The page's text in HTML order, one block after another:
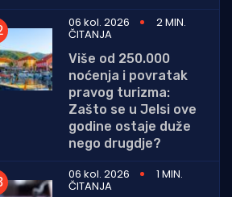
06 kol. 2026
2 MIN.
ČITANJA
Više od 250.000
noćenja i povratak
pravog turizma:
Zašto se u Jelsi ove
godine ostaje duže
nego drugdje?
06 kol. 2026
1 MIN.
ČITANJA